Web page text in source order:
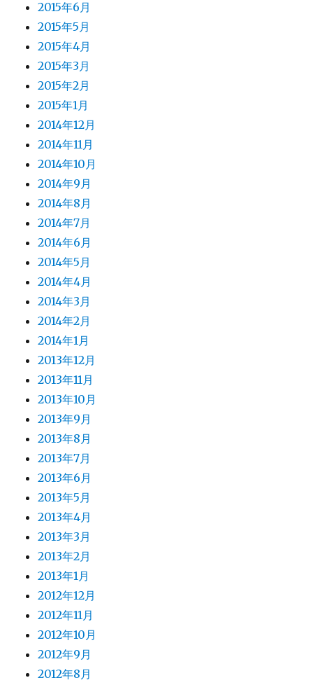
2015年6月
2015年5月
2015年4月
2015年3月
2015年2月
2015年1月
2014年12月
2014年11月
2014年10月
2014年9月
2014年8月
2014年7月
2014年6月
2014年5月
2014年4月
2014年3月
2014年2月
2014年1月
2013年12月
2013年11月
2013年10月
2013年9月
2013年8月
2013年7月
2013年6月
2013年5月
2013年4月
2013年3月
2013年2月
2013年1月
2012年12月
2012年11月
2012年10月
2012年9月
2012年8月